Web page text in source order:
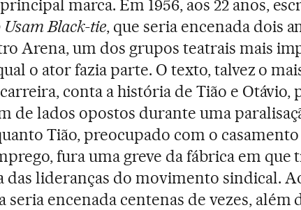
marca. Em 1956, aos 22 anos,
Usam Black-tie, que seria encenada dois
Arena, um dos grupos teatrais mais
o ator fazia parte. O texto, talvez o
conta a história de Tião e Otávio,
de lados opostos durante uma
Tião, preocupado com o
fura uma greve da fábrica em que
das lideranças do movimento sindical.
seria encenada centenas de vezes, além